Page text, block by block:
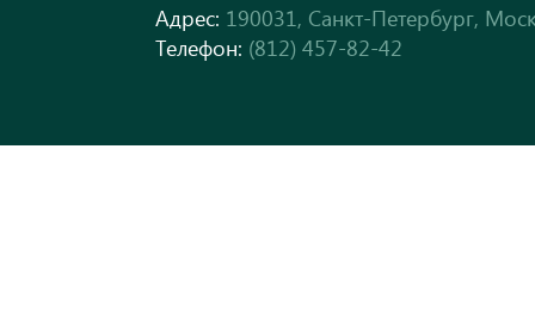
Адрес: 190031, Санкт-Петербург,
Телефон: (812) 457-82-42